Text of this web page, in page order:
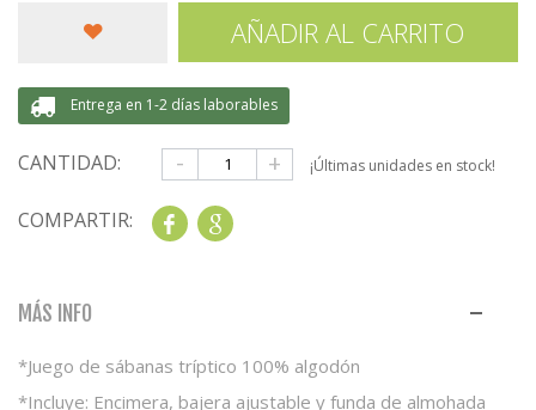
AÑADIR AL CARRITO
Entrega en 1-2 días laborables
CANTIDAD: - + ¡Últimas unidades en stock!
COMPARTIR: Share
MÁS INFO
*Juego de sábanas tríptico 100% algodón
*Incluye: Encimera, bajera ajustable y funda de almohada